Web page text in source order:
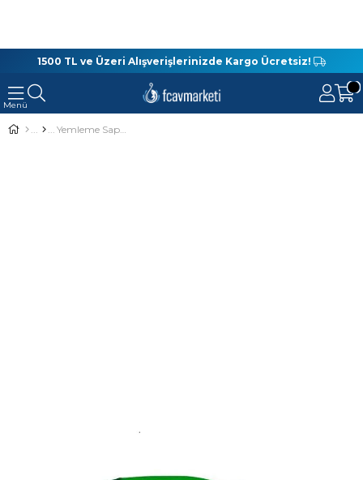
1500 TL ve Üzeri Alışverişlerinizde Kargo Ücretsiz!
Yemleme Sapanı Büyük Boy